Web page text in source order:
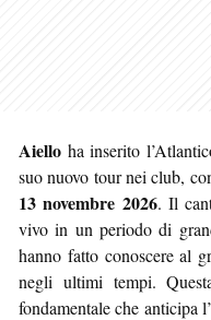
Aiello ha inserito
suo nuovo tour nei club,
13 novembre 2026. Il
vivo in un periodo di
hanno fatto conoscere al
negli ultimi tempi.
fondamentale che anticipa